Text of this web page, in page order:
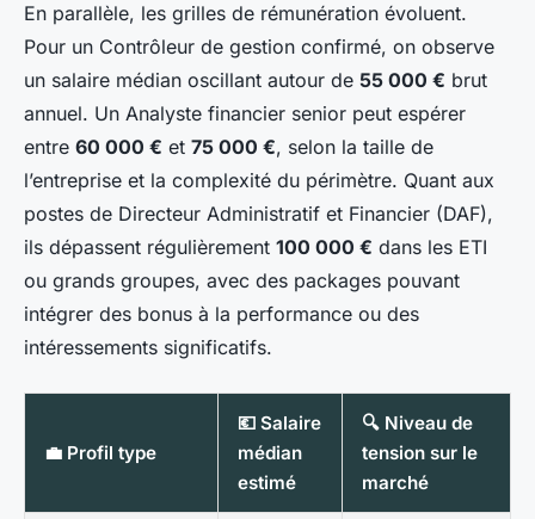
En parallèle, les grilles de rémunération évoluent.
Pour un Contrôleur de gestion confirmé, on observe
un salaire médian oscillant autour de 55 000 € brut
annuel. Un Analyste financier senior peut espérer
entre 60 000 € et 75 000 €, selon la taille de
l’entreprise et la complexité du périmètre. Quant aux
postes de Directeur Administratif et Financier (DAF),
ils dépassent régulièrement 100 000 € dans les ETI
ou grands groupes, avec des packages pouvant
intégrer des bonus à la performance ou des
intéressements significatifs.
💼 Profil type
💶 Salaire
médian
estimé
🔍 Niveau de
tension sur le
marché